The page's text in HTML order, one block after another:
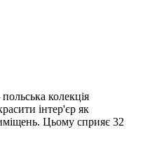
польська колекція
інтер'єр як
Цьому сприяє 32